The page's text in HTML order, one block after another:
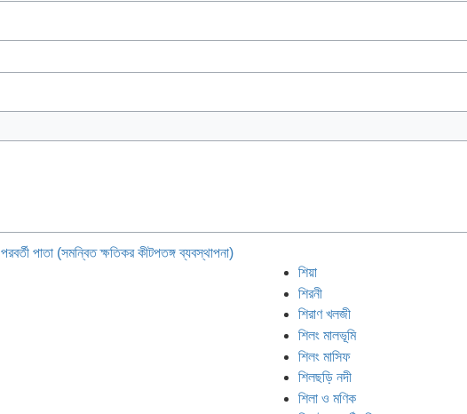
পরবর্তী পাতা (সমন্বিত ক্ষতিকর কীটপতঙ্গ ব্যবস্থাপনা)
শিয়া
শিরনী
শিরাণ খলজী
শিলং মালভূমি
শিলং মাসিফ
শিলছড়ি নদী
শিলা ও মণিক